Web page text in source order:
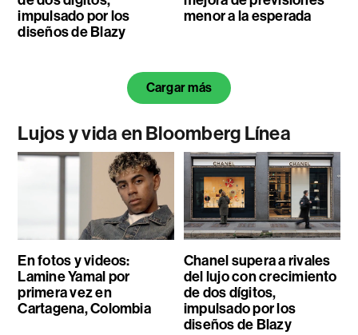
impulsado por los
diseños de Blazy
menor a la esperada
Cargar más
Lujos y vida en Bloomberg Línea
En fotos y videos:
Lamine Yamal por
primera vez en
Cartagena, Colombia
Chanel supera a rivales
del lujo con crecimiento
de dos dígitos,
impulsado por los
diseños de Blazy